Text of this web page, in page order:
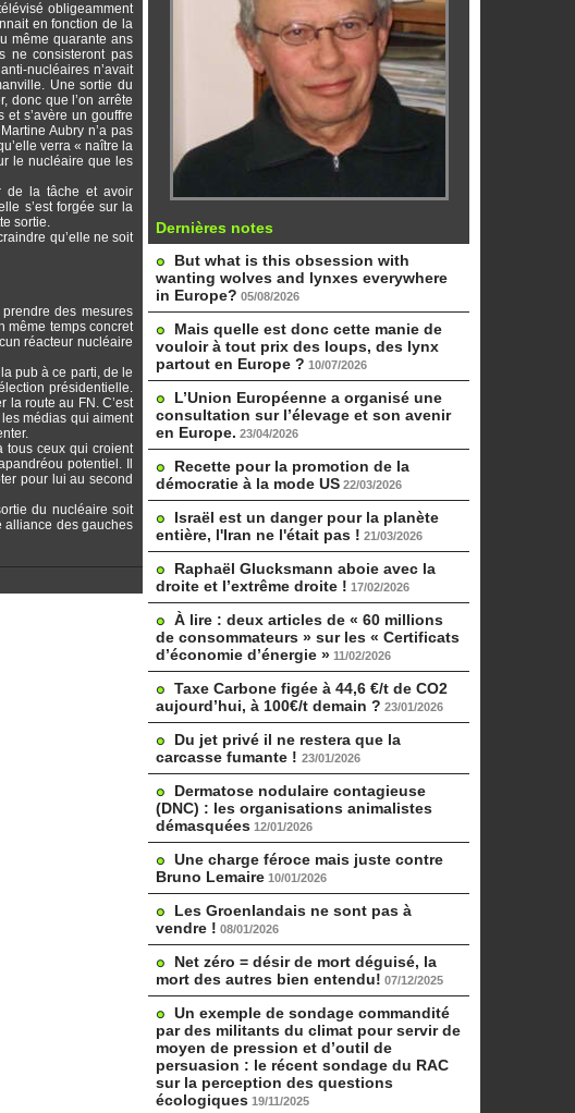
obligeamment
en fonction de la
même quarante ans
ne consisteront pas
nucléaires n’avait
Une sortie du
donc que l’on arrête
s’avère un gouffre
Aubry n’a pas
verra « naître la
le nucléaire que les
de la tâche et avoir
s’est forgée sur la
sortie.
qu’elle ne soit
des mesures
même temps concret
réacteur nucléaire
pub à ce parti, de le
présidentielle.
la route au FN. C’est
médias qui aiment
tous ceux qui croient
potentiel. Il
pour lui au second
du nucléaire soit
alliance des gauches
Dernières notes
But what is this obsession with
wanting wolves and lynxes everywhere
in Europe? 05/08/2026
Mais quelle est donc cette manie de
vouloir à tout prix des loups, des lynx
partout en Europe ? 10/07/2026
L’Union Européenne a organisé une
consultation sur l’élevage et son avenir
en Europe. 23/04/2026
Recette pour la promotion de la
démocratie à la mode US 22/03/2026
Israël est un danger pour la planète
entière, l'Iran ne l'était pas ! 21/03/2026
Raphaël Glucksmann aboie avec la
droite et l’extrême droite ! 17/02/2026
À lire : deux articles de « 60 millions
de consommateurs » sur les « Certificats
d’économie d’énergie » 11/02/2026
Taxe Carbone figée à 44,6 €/t de CO2
aujourd’hui, à 100€/t demain ? 23/01/2026
Du jet privé il ne restera que la
carcasse fumante ! 23/01/2026
Dermatose nodulaire contagieuse
(DNC) : les organisations animalistes
démasquées 12/01/2026
Une charge féroce mais juste contre
Bruno Lemaire 10/01/2026
Les Groenlandais ne sont pas à
vendre ! 08/01/2026
Net zéro = désir de mort déguisé, la
mort des autres bien entendu! 07/12/2025
Un exemple de sondage commandité
par des militants du climat pour servir de
moyen de pression et d’outil de
persuasion : le récent sondage du RAC
sur la perception des questions
écologiques 19/11/2025